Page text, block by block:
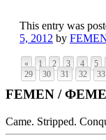
This entry was
5, 2012 by
« 1 2 3 4 5
29
30 31 32 33
FEMEN /
Came. Stripped.